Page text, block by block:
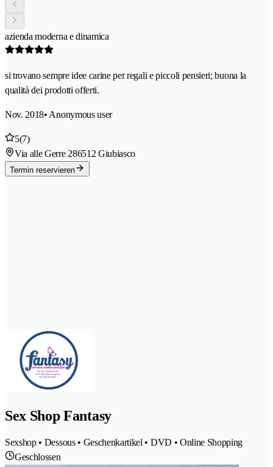
azienda moderna e dinamica
si trovano sempre idee carine per regali e piccoli pensieri; buona la
qualità dei prodotti offerti.
Nov. 2018• Anonymous user
5(7)
Via alle Gerre 286512 Giubiasco
Termin reservieren
Sex Shop Fantasy
Sexshop • Dessous • Geschenkartikel • DVD • Online Shopping
Geschlossen